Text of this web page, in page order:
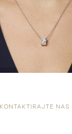
KONTAKTIRAJTE NAS